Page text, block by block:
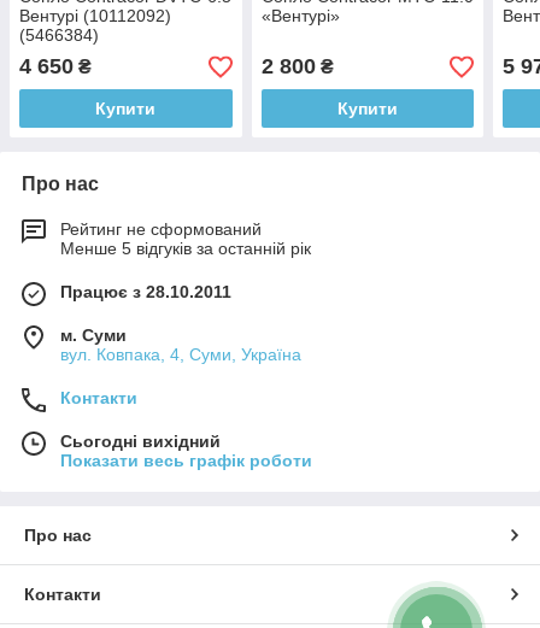
Вентурі (10112092)
(5466384)
4 650 ₴
Купити
«Вентурі»
2 800₴
Купити
5
Про нас
Рейтинг не сформований
Менше 5 відгуків за останній рік
Працює з 28.10.2011
м. Суми
вул. Ковпака, 4, Суми, Україна
Контакти
Сьогодні вихідний
Показати весь графік роботи
Про нас
Контакти